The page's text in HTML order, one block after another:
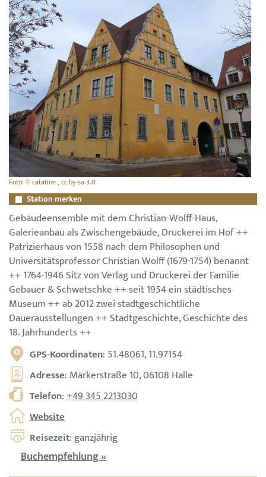
Foto: © catatine , cc by-sa 3.0
Station merken
Gebäudeensemble mit dem Christian-Wolff-Haus,
Galerieanbau als Zwischengebäude, Druckerei im Hof ++
Patrizierhaus von 1558 nach dem Philosophen und
Universitätsprofessor Christian Wolff (1679-1754) benannt
++ 1764-1946 Sitz von Verlag und Druckerei der Familie
Gebauer & Schwetschke ++ seit 1954 ein städtisches
Museum ++ ab 2012 zwei stadtgeschichtliche
Dauerausstellungen ++ Stadtgeschichte, Geschichte des
18. Jahrhunderts ++
GPS-Koordinaten: 51.48061, 11.97154
Adresse: Märkerstraße 10, 06108 Halle
Telefon:+49 345 2213030
Website
Reisezeit: ganzjährig
Buchempfehlung »